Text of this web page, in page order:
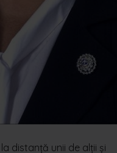
distanță unii de alții și